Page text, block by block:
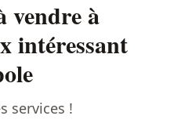
vendre à
intéressant
services !